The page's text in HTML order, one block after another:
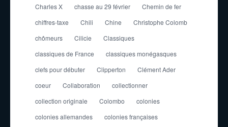
Charles X
chasse au 29 février
Chemin de fer
chiffres-taxe
Chili Chine
Christophe Colomb
chômeurs
Cilicie
Classiques
classiques de France
classiques monégasques
clefs pour débuter
Clipperton
Clément Ader
coeur
Collaboration
collectionner
collection originale
Colombo
colonies
colonies allemandes
colonies françaises